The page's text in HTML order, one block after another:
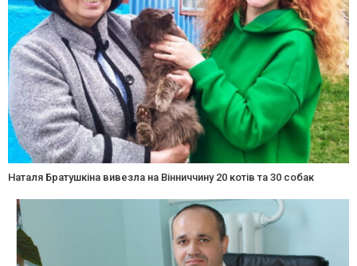
Наталя Братушкіна вивезла на Вінниччину 20 котів та 30 собак